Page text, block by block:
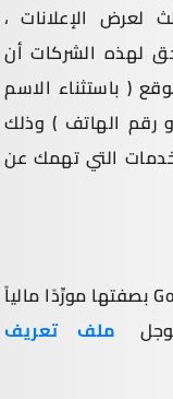
لعرض الإعلانات ،
لهذه الشركات أن
( باستثناء الاسم
رقم الهاتف ) وذلك
التي تهمك عن
نستخدم إعلانات Google بصفتها مورِّدًا مالياً
ملف تعريف